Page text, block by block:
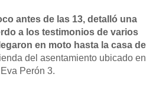
antes de las 13, detalló una
a los testimonios de varios
en moto hasta la casa de
del asentamiento ubicado en
Perón 3.